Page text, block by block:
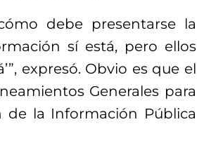
debe presentarse la
sí está, pero ellos
expresó. Obvio es que el
Generales para
de la Información Pública